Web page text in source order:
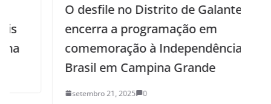
O desfile no Distrito de Galante
encerra a programação em
comemoração à Independência do
Brasil em Campina Grande
setembro 21, 2025 0